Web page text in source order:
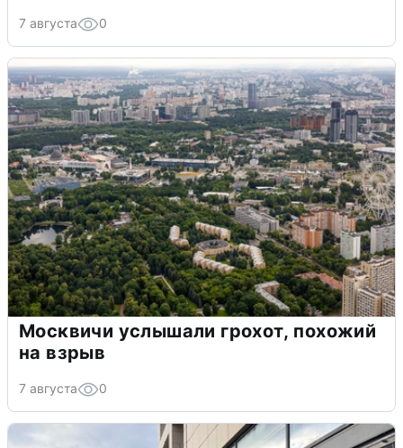
7 августа 0
Москвичи услышали грохот, похожий
на взрыв
7 августа 0